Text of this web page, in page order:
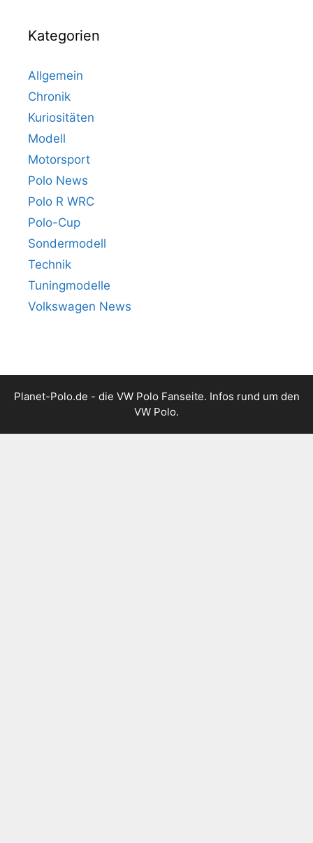
Kategorien
Allgemein
Chronik
Kuriositäten
Modell
Motorsport
Polo News
Polo R WRC
Polo-Cup
Sondermodell
Technik
Tuningmodelle
Volkswagen News
Planet-Polo.de - die VW Polo Fanseite. Infos rund um den
VW Polo.